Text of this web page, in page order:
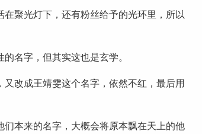
聚光灯下，还有粉丝给予的光环里，所以
名字，但其实这也是玄学。
改成王靖雯这个名字，依然不红，最后用
本来的名字，大概会将原本飘在天上的他